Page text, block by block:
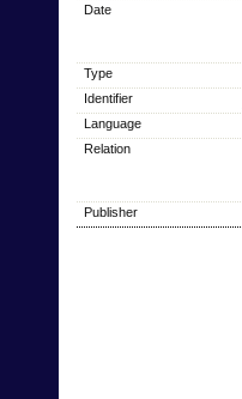
Date
Type
Identifier
Language
Relation
Publisher